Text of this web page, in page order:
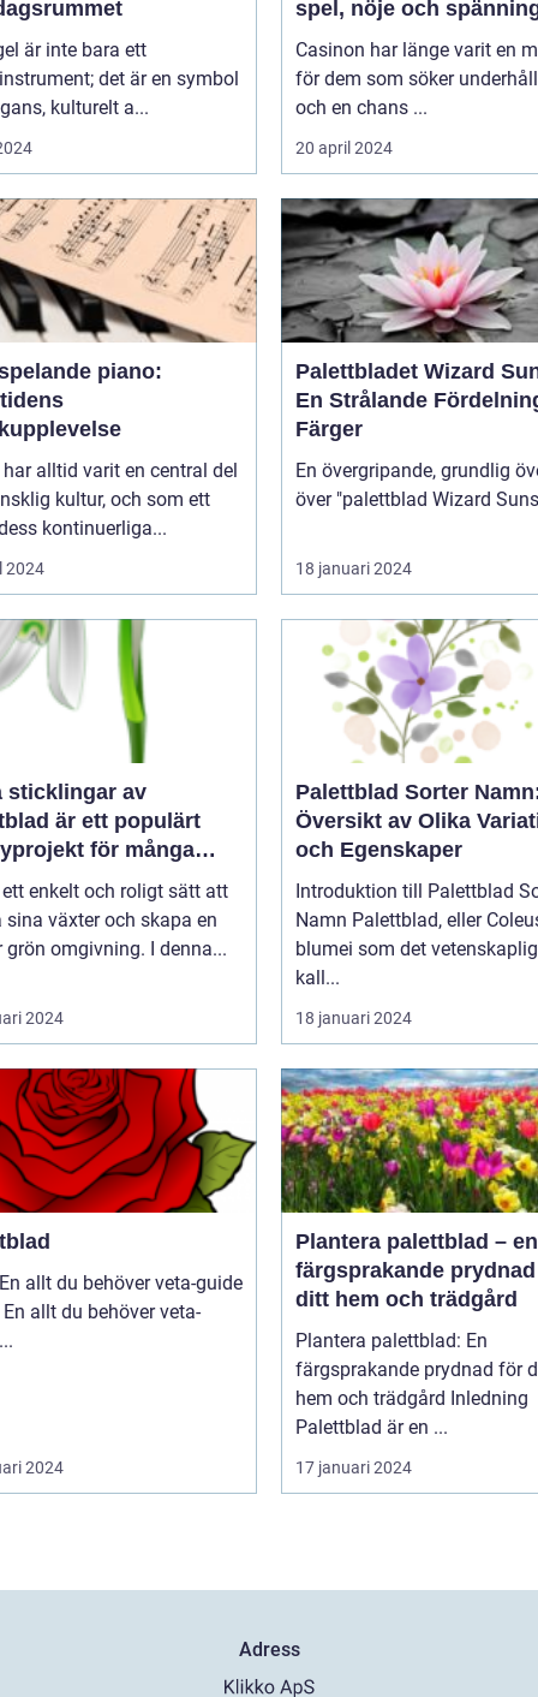
är inte bara ett
det är en symbol
kulturelt a...
spel, nöje och
Casinon har länge varit en
för dem som söker
och en chans ...
20 april 2024
piano:
alltid varit en central del
kultur, och som ett
kontinuerliga...
2024
Palettbladet Wizard
En Strålande
Färger
En övergripande, grundlig
18 januari 2024
sticklingar av
är ett populärt
för många
enkelt och roligt sätt att
sina växter och skapa en
grön omgivning. I denna...
2024
Palettblad Sorter
Översikt av Olika
och Egenskaper
Introduktion till Palettblad
Namn Palettblad, eller Coleus
blumei som det
kall...
18 januari 2024
allt du behöver veta-guide
allt du behöver veta-
guide ...
2024
Plantera palettblad – en
färgsprakande
ditt hem och trädgård
Plantera palettblad: En
färgsprakande prydnad för
hem och trädgård Inledning
Palettblad är en ...
17 januari 2024
Adress